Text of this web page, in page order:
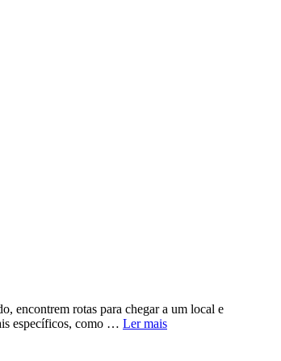
encontrem rotas para chegar a um local e
específicos, como … Ler mais